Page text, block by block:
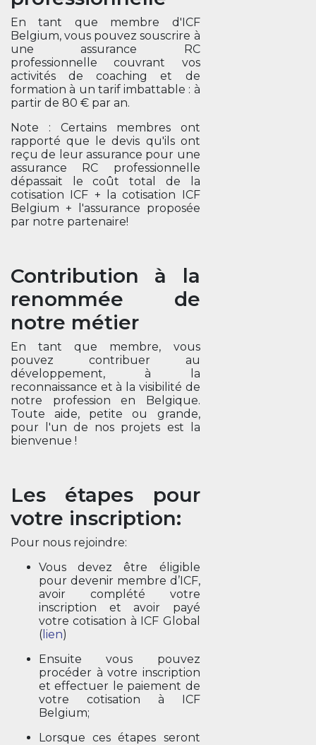
En tant que membre d'ICF
Belgium, vous pouvez souscrire à
une assurance RC
professionnelle couvrant vos
activités de coaching et de
formation à un tarif imbattable : à
partir de 80 € par an.
Note : Certains membres ont
rapporté que le devis qu'ils ont
reçu de leur assurance pour une
assurance RC professionnelle
dépassait le coût total de la
cotisation ICF + la cotisation ICF
Belgium + l'assurance proposée
par notre partenaire!
Contribution à la
renommée de
notre métier
En tant que membre, vous
pouvez contribuer au
développement, à la
reconnaissance et à la visibilité de
notre profession en Belgique.
Toute aide, petite ou grande,
pour l'un de nos projets est la
bienvenue !
Les étapes pour
votre inscription:
Pour nous rejoindre:
Vous devez être éligible
pour devenir membre d’ICF,
avoir complété votre
inscription et avoir payé
votre cotisation à ICF Global
( lien)
Ensuite vous pouvez
procéder à votre inscription
et effectuer le paiement de
votre cotisation à ICF
Belgium;
Lorsque ces étapes seront